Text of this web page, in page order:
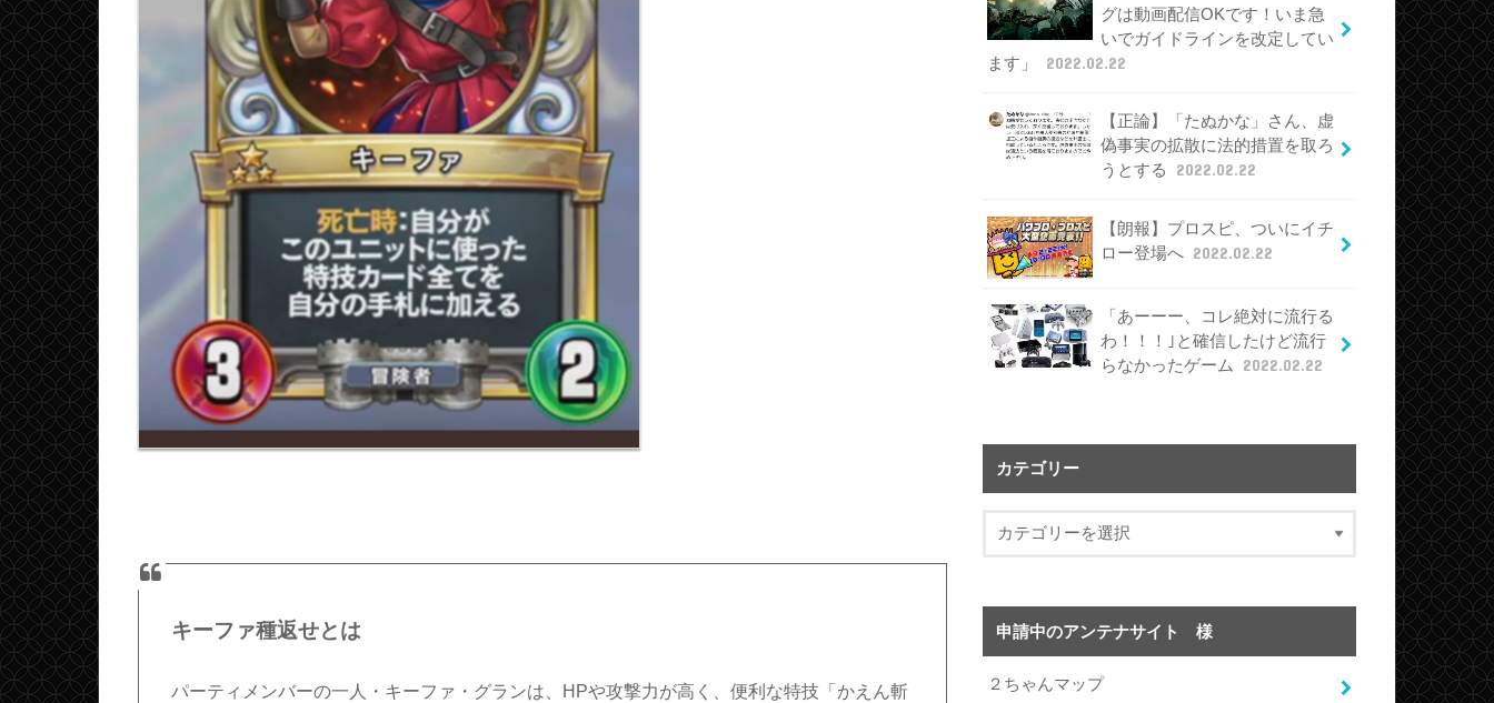
キーファ種返せとは
パーティメンバーの一人・キーファ・グランは、HPや攻撃力が高く、便利な特技「かえん斬
グは動画配信OKです！いま急
いでガイドラインを改定してい
ます」
2022.02.22
【正論】「たぬかな」さん、虚
偽事実の拡散に法的措置を取ろ
うとする
2022.02.22
【朗報】プロスピ、ついにイチ
ロー登場へ 2022.02.22
「あーーー、コレ絶対に流行る
わ！！！｣と確信したけど流行
らなかったゲーム
2022.02.22
カテゴリー
申請中のアンテナサイト 様
２ちゃんマップ